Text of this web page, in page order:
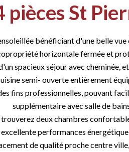
pièces St
bénéficiant d'une belle
horizontale fermée et
spacieux séjour avec cheminée,
semi- ouverte entièrement
fins professionnelles, pouvant
supplémentaire avec salle de
deux chambres
performances
de qualité proche centre